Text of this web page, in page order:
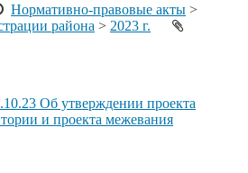
Нормативно-правовые акты >
района > 2023 г.
Об утверждении проекта
и проекта межевания